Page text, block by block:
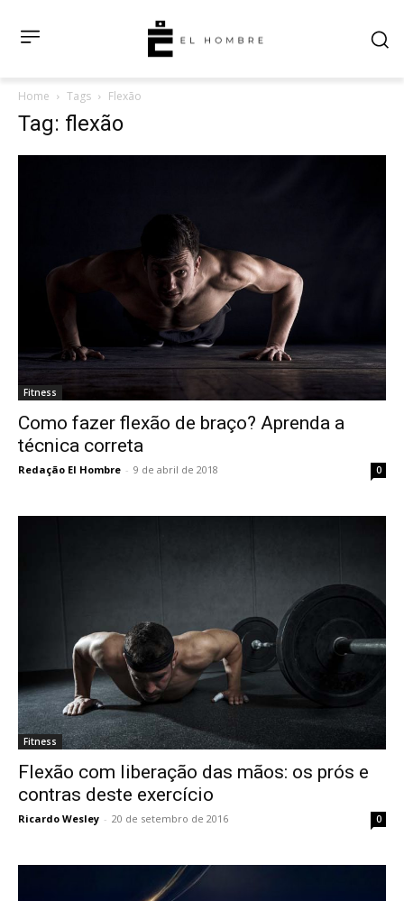
Home Tags Flexão
Tag: flexão
Fitness
Como fazer flexão de braço? Aprenda a
técnica correta
Redação El Hombre - 9 de abril de 2018 0
Fitness
Flexão com liberação das mãos: os prós e
contras deste exercício
Ricardo Wesley - 20 de setembro de 2016 0